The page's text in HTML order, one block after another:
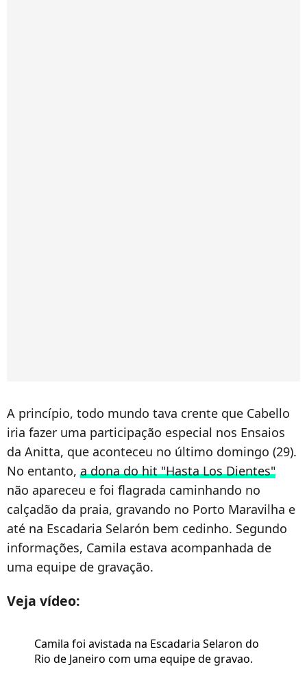
A princípio, todo mundo tava crente que Cabello
iria fazer uma participação especial nos Ensaios
da Anitta, que aconteceu no último domingo (29).
No entanto, a dona do hit "Hasta Los Dientes"
não apareceu e foi flagrada caminhando no
calçadão da praia, gravando no Porto Maravilha e
até na Escadaria Selarón bem cedinho. Segundo
informações, Camila estava acompanhada de
uma equipe de gravação.
Veja vídeo:
Camila foi avistada na Escadaria Selaron do
Rio de Janeiro com uma equipe de gravao.